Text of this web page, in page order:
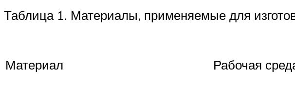
Таблица 1. Материалы, применяемые для
Материал Рабочая